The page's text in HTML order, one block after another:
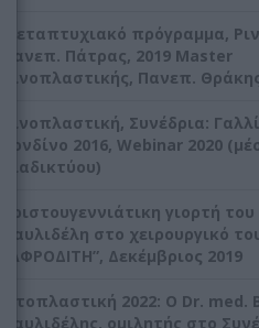
Μεταπτυχιακό πρόγραμμα,
Πανεπ. Πάτρας, 2019 Master
Ρινοπλαστικής, Πανεπ.
Ρινοπλαστική, Συνέδρια:
Λονδίνο 2016, Webinar 2020
διαδικτύου)
Χριστουγεννιάτικη γιορτή
Παυλιδέλη στο χειρουργικό
“ΑΦΡΟΔΙΤΗ”, Δεκέμβριος 2019
Ωτοπλαστική 2022: Ο Dr. med.
Παυλιδέλης, ομιλητής στο